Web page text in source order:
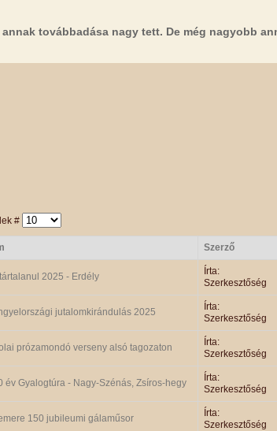
továbbadása nagy tett. De még nagyobb
#
Szerző
2025 - Erdély
Írta:
Szerkesztőség
jutalomkirándulás 2025
Írta:
Szerkesztőség
prózamondó verseny alsó tagozaton
Írta:
Szerkesztőség
év Gyalogtúra - Nagy-Szénás, Zsíros-hegy
Írta:
Szerkesztőség
150 jubileumi gálaműsor
Írta:
Szerkesztőség